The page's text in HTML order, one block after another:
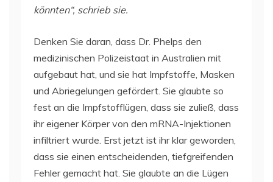
könnten“, schrieb sie.
Denken Sie daran, dass Dr. Phelps den
medizinischen Polizeistaat in Australien mit
aufgebaut hat, und sie hat Impfstoffe, Masken
und Abriegelungen gefördert. Sie glaubte so
fest an die Impfstofflügen, dass sie zuließ, dass
ihr eigener Körper von den mRNA-Injektionen
infiltriert wurde. Erst jetzt ist ihr klar geworden,
dass sie einen entscheidenden, tiefgreifenden
Fehler gemacht hat. Sie glaubte an die Lügen